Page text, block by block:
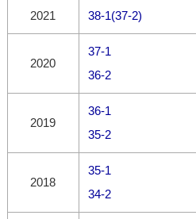
2021 38-1(37-2)
2020
37-1
36-2
2019
36-1
35-2
2018
35-1
34-2